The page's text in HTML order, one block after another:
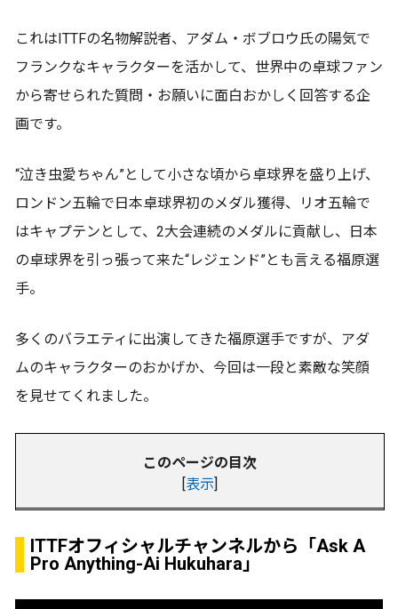
これはITTFの名物解説者、アダム・ボブロウ氏の陽気で
フランクなキャラクターを活かして、世界中の卓球ファン
から寄せられた質問・お願いに面白おかしく回答する企
画です。
“泣き虫愛ちゃん”として小さな頃から卓球界を盛り上げ、
ロンドン五輪で日本卓球界初のメダル獲得、リオ五輪で
はキャプテンとして、2大会連続のメダルに貢献し、日本
の卓球界を引っ張って来た“レジェンド”とも言える福原選
手。
多くのバラエティに出演してきた福原選手ですが、アダ
ムのキャラクターのおかげか、今回は一段と素敵な笑顔
を見せてくれました。
このページの目次
表示
ITTFオフィシャルチャンネルから「Ask A
Pro Anything-Ai Hukuhara」